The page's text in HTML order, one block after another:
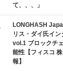
て、、、」
LONGHASH
リス・ダイ氏イン
vol.1 ブロックチ
能性【フィスコ
報】